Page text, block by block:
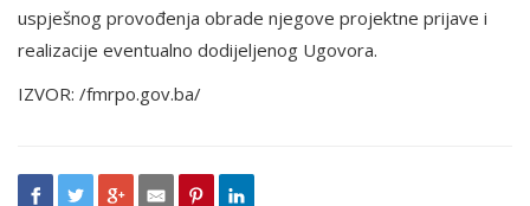
uspješnog provođenja obrade njegove projektne prijave i
realizacije eventualno dodijeljenog Ugovora.
IZVOR: /fmrpo.gov.ba/